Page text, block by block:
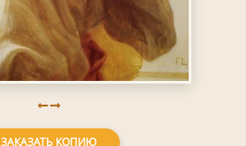
ЗАКАЗАТЬ КОПИЮ